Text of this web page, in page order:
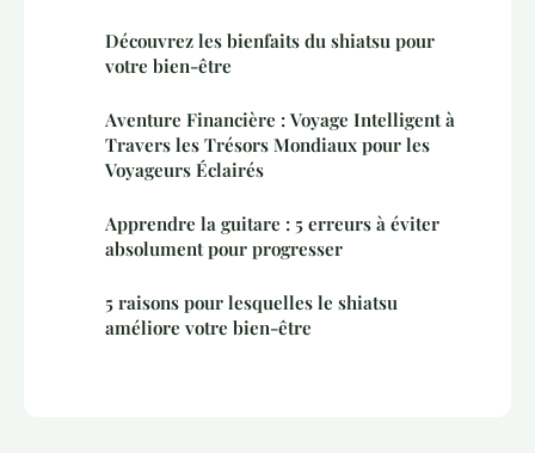
Découvrez les bienfaits du shiatsu pour
votre bien-être
Aventure Financière : Voyage Intelligent à
Travers les Trésors Mondiaux pour les
Voyageurs Éclairés
Apprendre la guitare : 5 erreurs à éviter
absolument pour progresser
5 raisons pour lesquelles le shiatsu
améliore votre bien-être